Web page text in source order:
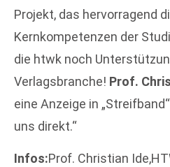
Projekt, das hervorragend
Kernkompetenzen der
die htwk noch
Verlagsbranche! Prof.
eine Anzeige in
uns direkt.“
Infos:Prof. Christian